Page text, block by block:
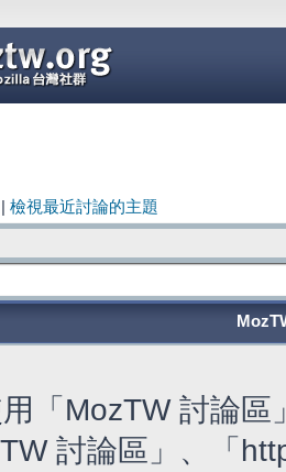
檢視最近討論的主題
「MozTW 討論
討論區」、「